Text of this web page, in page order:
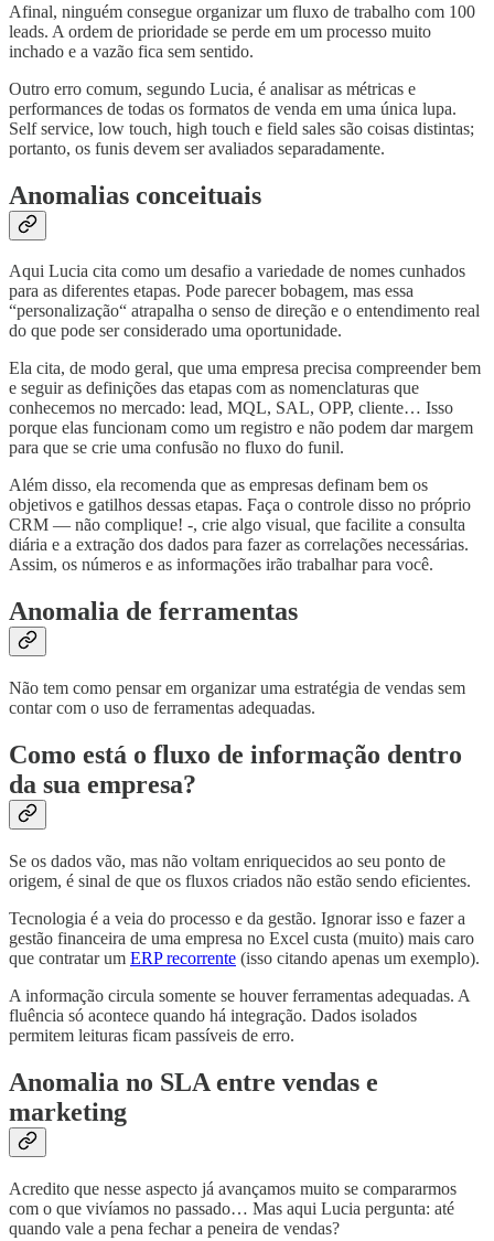
Afinal, ninguém consegue organizar um fluxo de trabalho com 100
leads. A ordem de prioridade se perde em um processo muito
inchado e a vazão fica sem sentido.
Outro erro comum, segundo Lucia, é analisar as métricas e
performances de todas os formatos de venda em uma única lupa.
Self service, low touch, high touch e field sales são coisas distintas;
portanto, os funis devem ser avaliados separadamente.
Anomalias conceituais
Aqui Lucia cita como um desafio a variedade de nomes cunhados
para as diferentes etapas. Pode parecer bobagem, mas essa
“personalização“ atrapalha o senso de direção e o entendimento real
do que pode ser considerado uma oportunidade.
Ela cita, de modo geral, que uma empresa precisa compreender bem
e seguir as definições das etapas com as nomenclaturas que
conhecemos no mercado: lead, MQL, SAL, OPP, cliente… Isso
porque elas funcionam como um registro e não podem dar margem
para que se crie uma confusão no fluxo do funil.
Além disso, ela recomenda que as empresas definam bem os
objetivos e gatilhos dessas etapas. Faça o controle disso no próprio
CRM — não complique! -, crie algo visual, que facilite a consulta
diária e a extração dos dados para fazer as correlações necessárias.
Assim, os números e as informações irão trabalhar para você.
Anomalia de ferramentas
Não tem como pensar em organizar uma estratégia de vendas sem
contar com o uso de ferramentas adequadas.
Como está o fluxo de informação dentro
da sua empresa?
Se os dados vão, mas não voltam enriquecidos ao seu ponto de
origem, é sinal de que os fluxos criados não estão sendo eficientes.
Tecnologia é a veia do processo e da gestão. Ignorar isso e fazer a
gestão financeira de uma empresa no Excel custa (muito) mais caro
que contratar um ERP recorrente (isso citando apenas um exemplo).
A informação circula somente se houver ferramentas adequadas. A
fluência só acontece quando há integração. Dados isolados
permitem leituras ficam passíveis de erro.
Anomalia no SLA entre vendas e
marketing
Acredito que nesse aspecto já avançamos muito se compararmos
com o que vivíamos no passado… Mas aqui Lucia pergunta: até
quando vale a pena fechar a peneira de vendas?